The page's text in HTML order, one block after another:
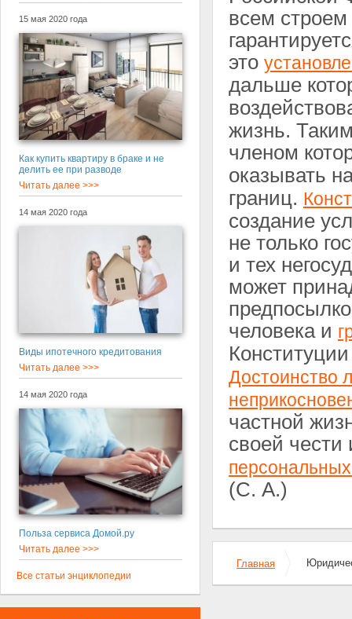
15 мая 2020 года
Как купить квартиру в браке и не
делить ее при разводе
Читать далее >>>
14 мая 2020 года
Виды ипотечного кредитования
Читать далее >>>
14 мая 2020 года
Польза сервиса Домой.ру
Читать далее >>>
Все статьи энциклопедии
всем строем
это
дальше
жизнь.
членом
оказывать
границ.
создание
не только
и тех
может
человека и
Достоинство
частной
своей
(С. А.)
Главная